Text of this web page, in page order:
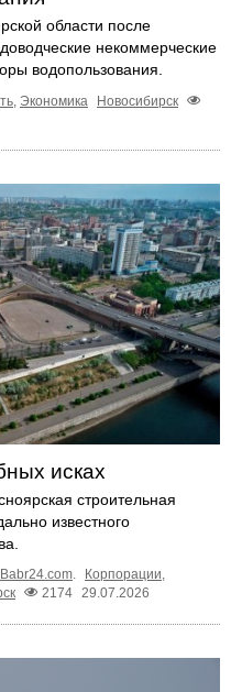
области после
некоммерческие
водопользования.
, Экономика
Новосибирск
исках
строительная
известного
Babr24.com. Корпорации,
2174 29.07.2026